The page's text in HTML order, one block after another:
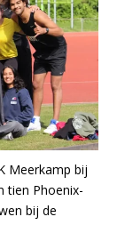
Meerkamp bij
tien Phoenix-
bij de